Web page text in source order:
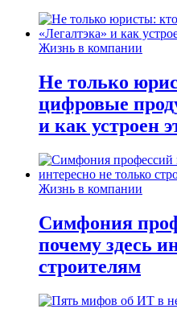
Жизнь в компании
Не только
цифровые
и как устроен
Жизнь в компании
Симфония
почему здесь
строителям